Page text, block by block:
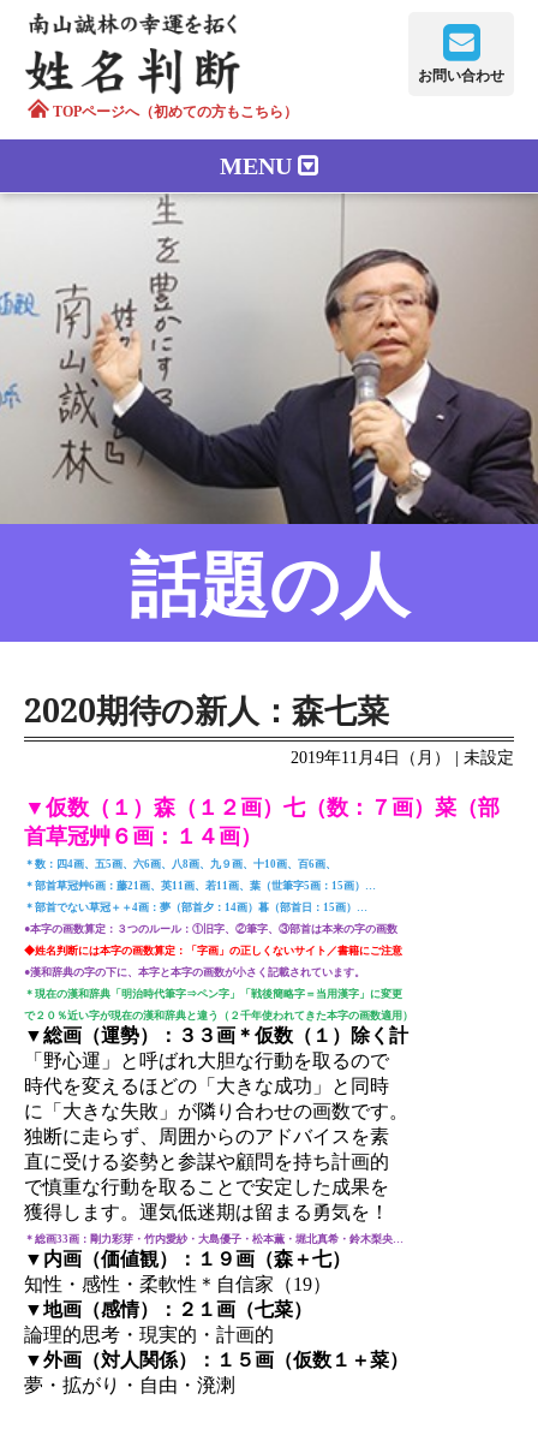
TOPページへ（初めての方もこちら）
お問い合わせ
MENU
正しい字画
南山誠林について
漢字の語源
漢字の歴史
苗字100のルーツ
話題の人
2020期待の新人：森七菜
2019年11月4日（月） | 未設定
▼仮数（１）森（１２画）七（数：７画）菜（部
首草冠艸６画：１４画）
＊数：四4画、五5画、六6画、八8画、九９画、十10画、百6画、
＊部首草冠艸6画：藤21画、英11画、若11画、葉（世筆字5画：15画）…
＊部首でない草冠＋＋4画：夢（部首夕：14画）暮（部首日：15画）…
●本字の画数算定：３つのルール：①旧字、②筆字、③部首は本来の字の画数
◆姓名判断には本字の画数算定：「字画」の正しくないサイト／書籍にご注意
●漢和辞典の字の下に、本字と本字の画数が小さく記載されています。
＊現在の漢和辞典「明治時代筆字⇒ペン字」「戦後簡略字＝当用漢字」に変更
で２０％近い字が現在の漢和辞典と違う（２千年使われてきた本字の画数適用）
▼総画（運勢）：３３画＊仮数（１）除く計
「野心運」と呼ばれ大胆な行動を取るので
時代を変えるほどの「大きな成功」と同時
に「大きな失敗」が隣り合わせの画数です。
独断に走らず、周囲からのアドバイスを素
直に受ける姿勢と参謀や顧問を持ち計画的
で慎重な行動を取ることで安定した成果を
獲得します。運気低迷期は留まる勇気を！
＊総画33画：剛力彩芽・竹内愛紗・大島優子・松本薫・堀北真希・鈴木梨央…
▼内画（価値観）：１９画（森＋七）
知性・感性・柔軟性＊自信家（19）
▼地画（感情）：２１画（七菜）
論理的思考・現実的・計画的
▼外画（対人関係）：１５画（仮数１＋菜）
夢・拡がり・自由・溌溂